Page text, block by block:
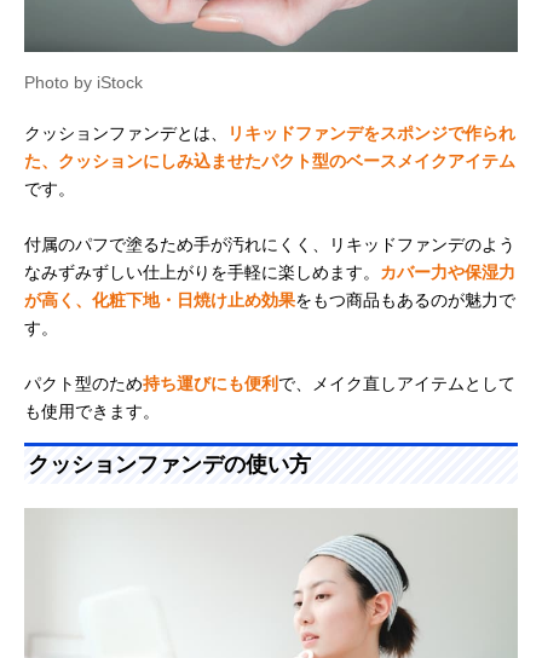
Photo by iStock
クッションファンデとは、
リキッドファンデをスポンジで作られ
た、クッションにしみ込ませたパクト型のベースメイクアイテム
です。
付属のパフで塗るため手が汚れにくく、リキッドファンデのよう
なみずみずしい仕上がりを手軽に楽しめます。 カバー力や保湿力
が高く、化粧下地・日焼け止め効果をもつ商品もあるのが魅力で
す。
パクト型のため持ち運びにも便利 で、メイク直しアイテムとして
も使用できます。
クッションファンデの使い方